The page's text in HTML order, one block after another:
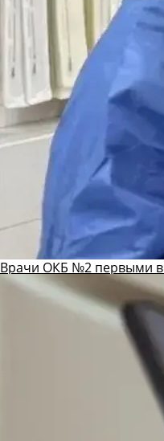
Врачи ОКБ №2 первыми в